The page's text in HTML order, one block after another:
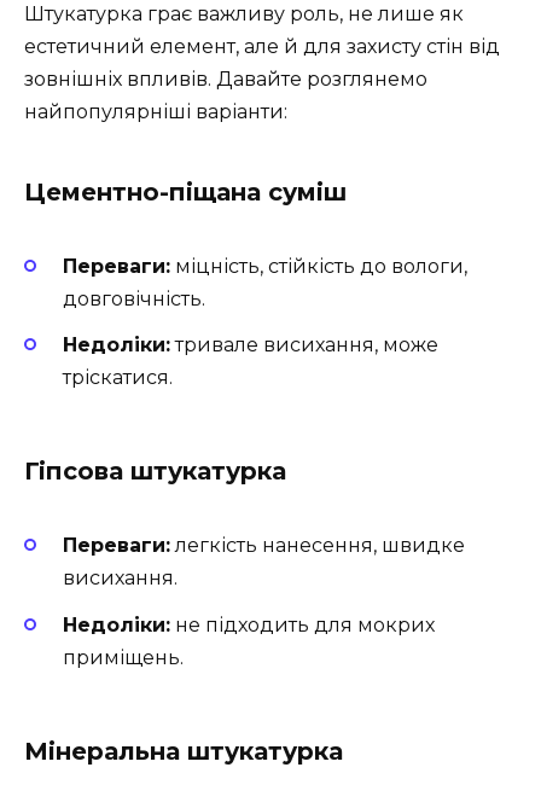
Штукатурка грає важливу роль, не лише як
естетичний елемент, але й для захисту стін від
зовнішніх впливів. Давайте розглянемо
найпопулярніші варіанти:
Цементно-піщана суміш
Переваги: міцність, стійкість до вологи,
довговічність.
Недоліки:тривале висихання, може
тріскатися.
Гіпсова штукатурка
Переваги:легкість нанесення, швидке
висихання.
Недоліки: не підходить для мокрих
приміщень.
Мінеральна штукатурка